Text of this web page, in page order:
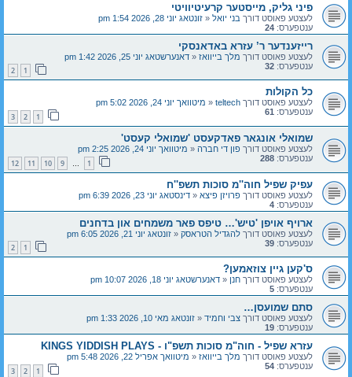
פיני גליק, מייסטער קרעיטיוויטי
לעצטע פאוסט דורך בני יואל « זונטאג יוני 28, 2026 1:54 pm
ענטפערס: 24
רייזענדער ר’ עזרא באדאנסקי
לעצטע פאוסט דורך מלך בייוואז « דאנערשטאג יוני 25, 2026 1:42 pm
ענטפערס: 32
1
2
כל הקולות
לעצטע פאוסט דורך teltech
« מיטוואך יוני 24, 2026 5:02 pm
ענטפערס: 61
1
2
3
שמואלי אונגאר פאדקעסט 'שמואלי קעסט'
לעצטע פאוסט דורך פון די חברה « מיטוואך יוני 24, 2026 2:25 pm
ענטפערס: 288
1
9
10
11
12
עפיק שפיל חוה''מ סוכות תשפ''ח
לעצטע פאוסט דורך פרויזן פיצא « דינסטאג יוני 23, 2026 6:39 pm
ענטפערס: 4
ארויף אויפן 'טיש'… טיפס פאר משמחים און בדחנים
לעצטע פאוסט דורך להגדיל הטראסק « זונטאג יוני 21, 2026 6:05 pm
ענטפערס: 39
1
2
ס'קען גיין צוזאמען?
לעצטע פאוסט דורך חנן « דאנערשטאג יוני 18, 2026 10:07 pm
ענטפערס: 5
סתם שמועסן…
לעצטע פאוסט דורך צבי וחמיד « זונטאג מאי 10, 2026 1:33 pm
ענטפערס: 19
עזרא שפיל - חוה"מ סוכות תשפ"ו - KINGS YIDDISH PLAYS
לעצטע פאוסט דורך מלך בייוואז « מיטוואך אפריל 22, 2026 5:48 pm
ענטפערס: 54
1
2
3